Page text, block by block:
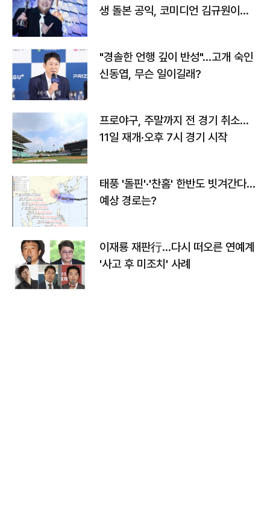
생 돌본 공익, 코미디언 김규원이었
"경솔한 언행 깊이 반성"…고개 숙인
신동엽, 무슨 일이길래?
프로야구, 주말까지 전 경기 취소…
11일 재개·오후 7시 경기 시작
태풍 '돌핀'·'찬홈' 한반도 빗겨간다…
예상 경로는?
이재룡 재판行…다시 떠오른 연예계
'사고 후 미조치' 사례